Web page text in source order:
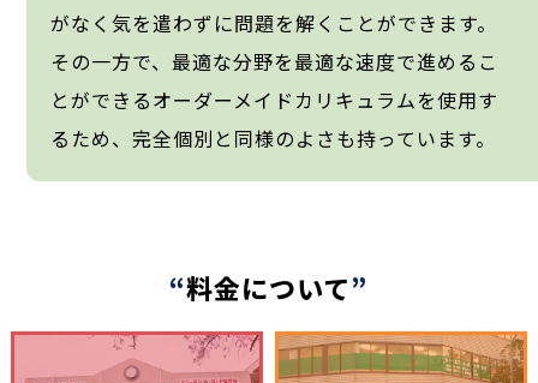
がなく気を遣わずに問題を解くことができます。
その一方で、最適な分野を最適な速度で進めるこ
とができるオーダーメイドカリキュラムを使用す
るため、完全個別と同様のよさも持っています。
“料金について”